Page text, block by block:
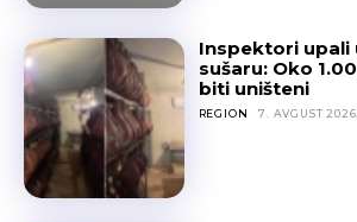
Inspektori upali
sušaru: Oko
biti uništeni
REGION 7. AVGUST 2026.